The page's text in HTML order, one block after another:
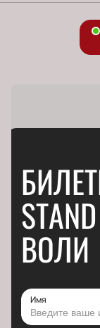
ВОЛИ
Имя